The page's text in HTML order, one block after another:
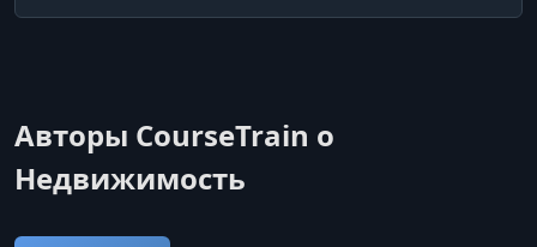
Авторы CourseTrain о
Недвижимость